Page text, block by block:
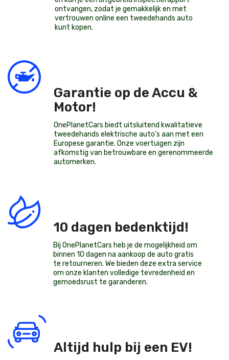
ontvangen, zodat je gemakkelijk en met
vertrouwen online een tweedehands auto
kunt kopen.
Garantie op de Accu &
Motor!
OnePlanetCars biedt uitsluitend kwalitatieve
tweedehands elektrische auto’s aan met een
Europese garantie. Onze voertuigen zijn
afkomstig van betrouwbare en gerenommeerde
automerken.
10 dagen bedenktijd!
Bij OnePlanetCars heb je de mogelijkheid om
binnen 10 dagen na aankoop de auto gratis
te retourneren. We bieden deze extra service
om onze klanten volledige tevredenheid en
gemoedsrust te garanderen.
Altijd hulp bij een EV!